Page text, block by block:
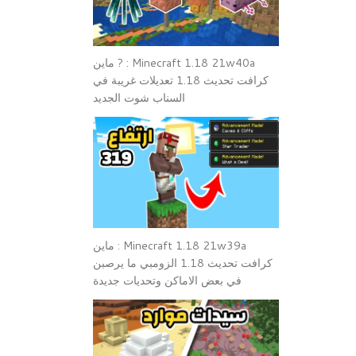
Minecraft 1.18 21w40a : ? ماين
كرافت تحديث 1.18 تعديلات غريبة في
السناب شوت الجديد
Minecraft 1.18 21w39a : ماين
كرافت تحديث 1.18 الزومبي ما يرصبن
في بعض الاماكن وتحديات جديدة